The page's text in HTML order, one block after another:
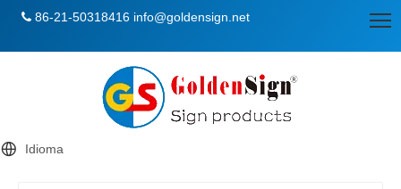
 86-21-50318416 info@goldensign.net
Idioma